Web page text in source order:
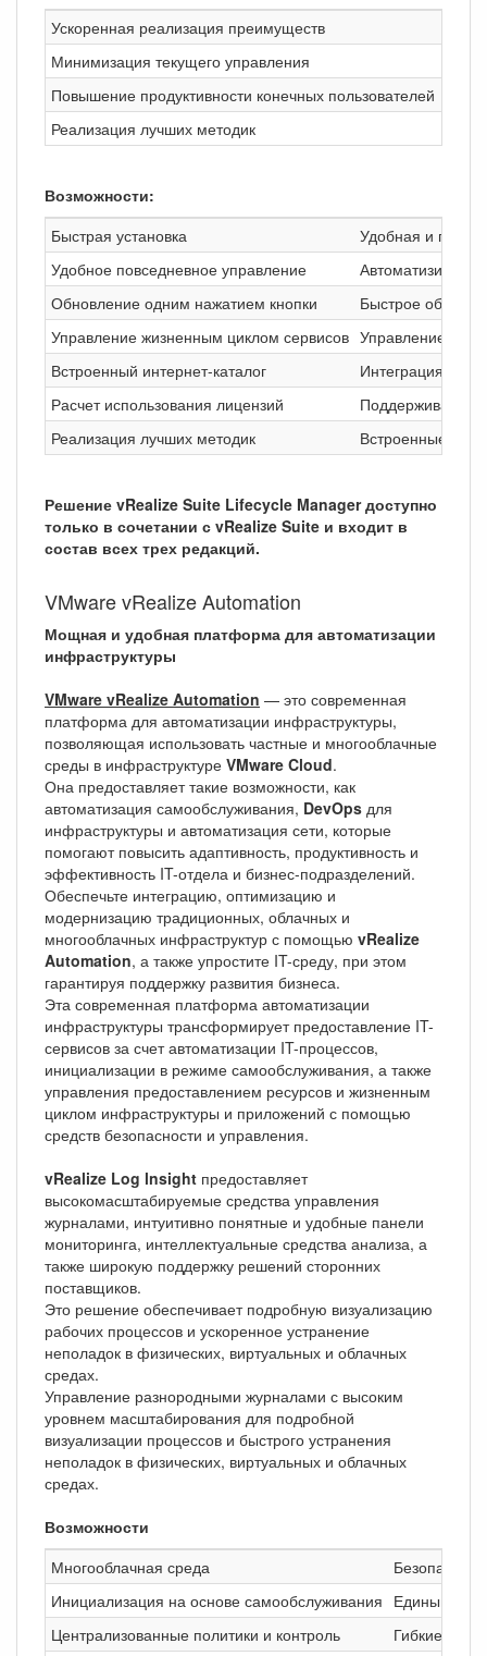
Ускоренная реализация преимуществ
Минимизация текущего управления
Повышение продуктивности конечных пользователей
Реализация лучших методик
Возможности:
Быстрая установка
Удобная и
Удобное повседневное управление
Обновление одним нажатием кнопки
Быстрое
Управление жизненным циклом сервисов Управление
Встроенный интернет-каталог
Интеграция с
Расчет использования лицензий
Поддерживает
Реализация лучших методик
Встроенные
Решение vRealize Suite Lifecycle Manager доступно
только в сочетании с vRealize Suite и входит в
состав всех трех редакций.
VMware vRealize Automation
Мощная и удобная платформа для автоматизации
инфраструктуры
VMware vRealize Automation — это современная
платформа для автоматизации инфраструктуры,
позволяющая использовать частные и многооблачные
среды в инфраструктуре VMware Cloud.
Она предоставляет такие возможности, как
автоматизация самообслуживания, DevOps для
инфраструктуры и автоматизация сети, которые
помогают повысить адаптивность, продуктивность и
эффективность IT-отдела и бизнес-подразделений.
Обеспечьте интеграцию, оптимизацию и
модернизацию традиционных, облачных и
многооблачных инфраструктур с помощью vRealize
Automation, а также упростите IT-среду, при этом
гарантируя поддержку развития бизнеса.
Эта современная платформа автоматизации
инфраструктуры трансформирует предоставление IT-
сервисов за счет автоматизации IT-процессов,
инициализации в режиме самообслуживания, а также
управления предоставлением ресурсов и жизненным
циклом инфраструктуры и приложений с помощью
средств безопасности и управления.
vRealize Log lnsight предоставляет
высокомасштабируемые средства управления
журналами, интуитивно понятные и удобные панели
мониторинга, интеллектуальные средства анализа, а
также широкую поддержку решений сторонних
поставщиков.
Это решение обеспечивает подробную визуализацию
рабочих процессов и ускоренное устранение
неполадок в физических, виртуальных и облачных
средах.
Управление разнородными журналами с высоким
уровнем масштабирования для подробной
визуализации процессов и быстрого устранения
неполадок в физических, виртуальных и облачных
средах.
Возможности
Многооблачная среда
Безопасный
Инициализация на основе самообслуживания Единый
Централизованные политики и контроль
Гибкие